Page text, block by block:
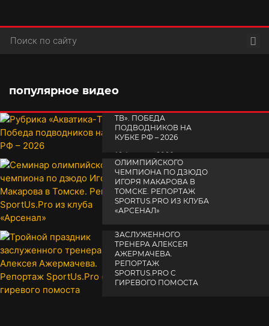
популярное видео
TВ». ПОБЕДА
ПОДВОДНИКОВ НА
КУБКЕ РФ – 2026
19 февраля 2026
СЕМИНАР
ОЛИМПИЙСКОГО
ЧЕМПИОНА ПО ДЗЮДО
ИГОРЯ МАКАРОВА В
ТОМСКЕ. РЕПОРТАЖ
SPORTUS.PRO ИЗ КЛУБА
«АРСЕНАЛ»
ЗАСЛУЖЕННОГО
ТРЕНЕРА АЛЕКСЕЯ
АЖЕРМАЧЕВА.
РЕПОРТАЖ
SPORTUS.PRO С
ГИРЕВОГО ПОМОСТА